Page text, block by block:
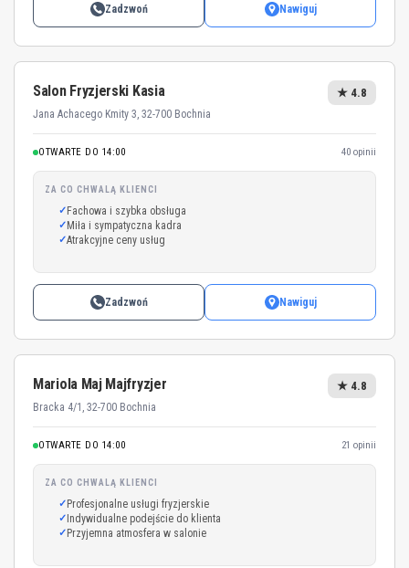
Zadzwoń Nawiguj
Salon Fryzjerski Kasia
Jana Achacego Kmity 3, 32-700 Bochnia
★ 4.8
OTWARTE DO 14:00 40 opinii
ZA CO CHWALĄ KLIENCI
Fachowa i szybka obsługa
Miła i sympatyczna kadra
Atrakcyjne ceny usług
Zadzwoń Nawiguj
Mariola Maj Majfryzjer
Bracka 4/1, 32-700 Bochnia
★ 4.8
OTWARTE DO 14:00 21 opinii
ZA CO CHWALĄ KLIENCI
Profesjonalne usługi fryzjerskie
Indywidualne podejście do klienta
Przyjemna atmosfera w salonie